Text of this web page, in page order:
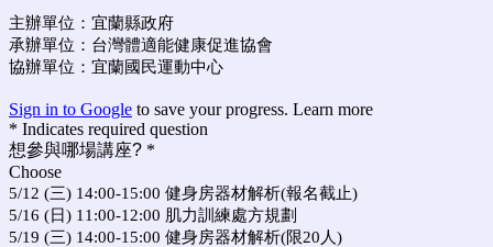
主辦單位：宜蘭縣政府
承辦單位：台灣體適能健康促進協會
協辦單位：宜蘭國民運動中心
Sign in to Google to save your progress. Learn more
* Indicates required question
想參與哪場講座? *
Choose
5/12 (三) 14:00-15:00 健身房器材解析(報名截止)
5/16 (日) 11:00-12:00 肌力訓練處方規劃
5/19 (三) 14:00-15:00 健身房器材解析(限20人)